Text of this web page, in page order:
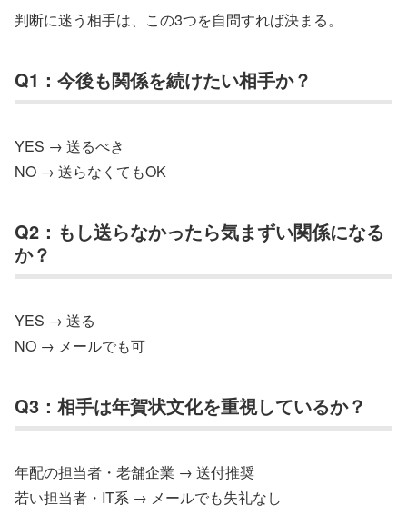
判断に迷う相手は、この3つを自問すれば決まる。
Q1：今後も関係を続けたい相手か？
YES → 送るべき
NO → 送らなくてもOK
Q2：もし送らなかったら気まずい関係になる
か？
YES → 送る
NO → メールでも可
Q3：相手は年賀状文化を重視しているか？
年配の担当者・老舗企業 → 送付推奨
若い担当者・IT系 → メールでも失礼なし